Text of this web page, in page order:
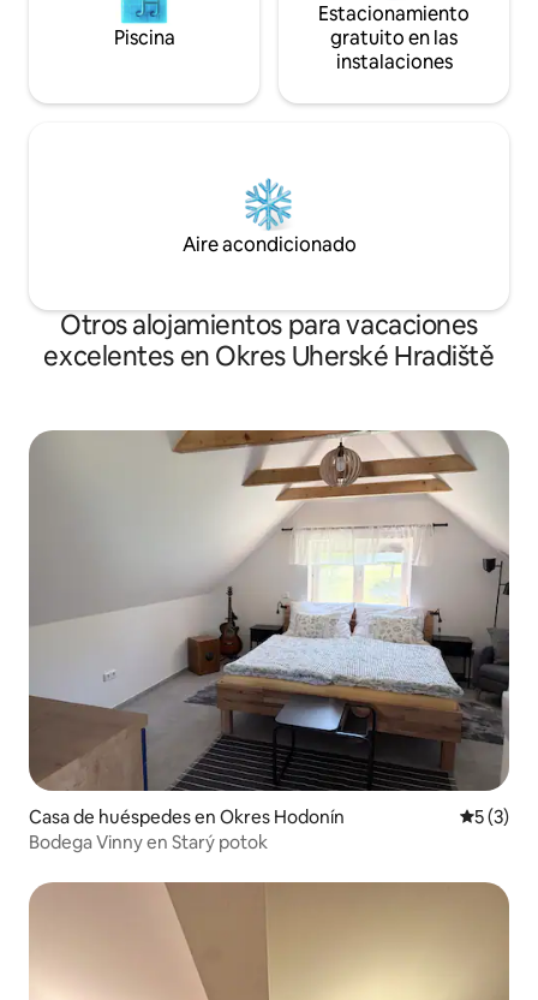
Piscina
Estacionamiento
gratuito en las
instalaciones
Aire acondicionado
Otros alojamientos para vacaciones
excelentes en Okres Uherské Hradiště
Casa de huéspedes en Okres Hodonín
5 (3)
Bodega Vinny en Starý potok